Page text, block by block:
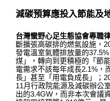
減碳預算應投入節能及
台灣蠻野心足生態協會專職
斷擴張高碳排的燃氣設施，
發電溫室氣體排放量的
煤」，轉向到更積極的「節
電需求不該每年成長2.1%，
長」甚至「用電負成長」；
11月行政院能源及減碳辦公
出的3.4GW，而非本次會議